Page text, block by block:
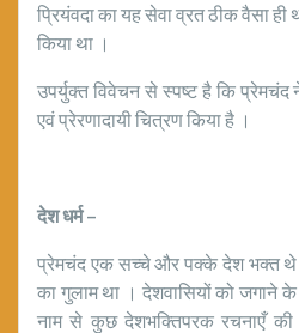
प्रियंवदा का यह सेवा व्रत ठीक वैसा ही
किया था ।
उपर्युक्त विवेचन से स्पष्ट है कि प्रेमचंद ने
एवं प्रेरणादायी चित्रण किया है ।
देश धर्म–
प्रेमचंद एक सच्चे और पक्के देश भक्त
का गुलाम था । देशवासियों को जगाने
नाम से कुछ देशभक्तिपरक रचनाएँ